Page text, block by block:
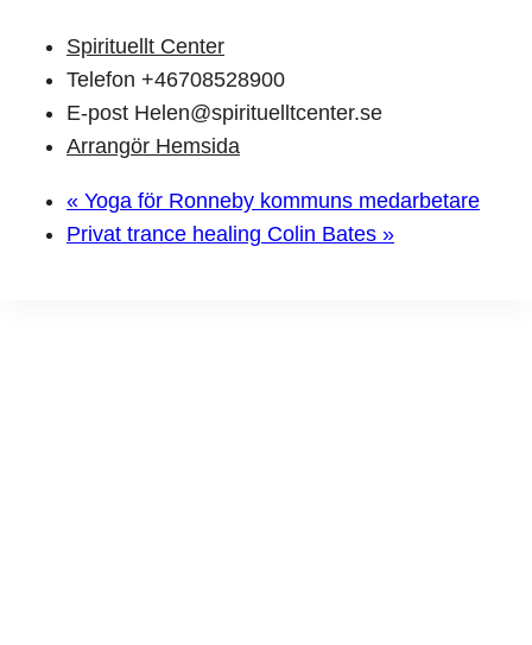
Spirituellt Center
Telefon +46708528900
E-post Helen@spirituelltcenter.se
Arrangör Hemsida
« Yoga för Ronneby kommuns medarbetare
Privat trance healing Colin Bates »